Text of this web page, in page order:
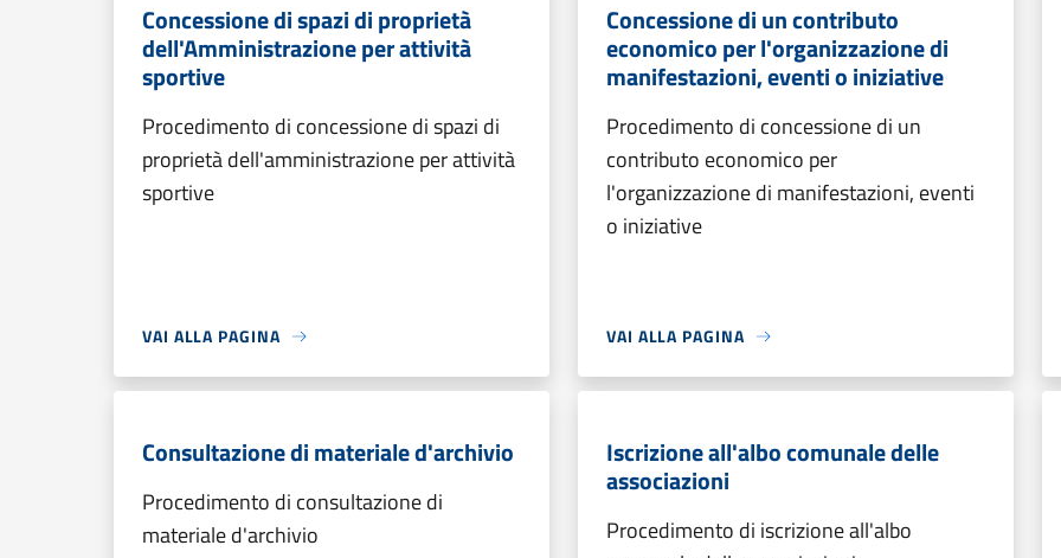
Concessione di spazi di proprietà
dell'Amministrazione per attività
sportive
Procedimento di concessione di spazi di
proprietà dell'amministrazione per attività
sportive
VAI ALLA PAGINA
Concessione di un contributo
economico per l'organizzazione di
manifestazioni, eventi o iniziative
Procedimento di concessione di un
contributo economico per
l'organizzazione di manifestazioni, eventi
o iniziative
VAI ALLA PAGINA
Consultazione di materiale d'archivio
Procedimento di consultazione di
materiale d'archivio
Iscrizione all'albo comunale delle
associazioni
Procedimento di iscrizione all'albo